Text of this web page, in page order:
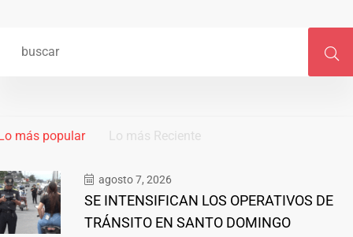
más popular Lo más Reciente
agosto 7, 2026
SE INTENSIFICAN LOS OPERATIVOS DE
TRÁNSITO EN SANTO DOMINGO